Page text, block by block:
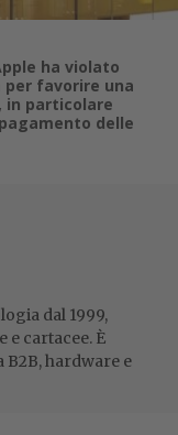
ha violato
per favorire una
in particolare
delle
dal 1999,
e cartacee. È
hardware e